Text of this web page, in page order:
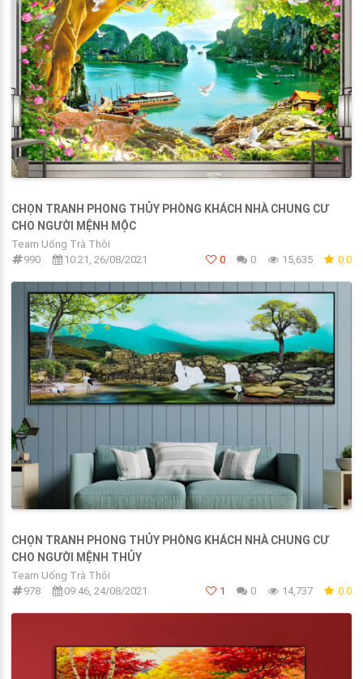
CHỌN TRANH PHONG THỦY PHÒNG KHÁCH NHÀ CHUNG CƯ
CHO NGƯỜI MỆNH MỘC
Team Uống Trà Thôi
990
10:21, 26/08/2021 0 0 15,635 0.0
CHỌN TRANH PHONG THỦY PHÒNG KHÁCH NHÀ CHUNG CƯ
CHO NGƯỜI MỆNH THỦY
Team Uống Trà Thôi
978
09:46, 24/08/2021 1 0 14,737 0.0